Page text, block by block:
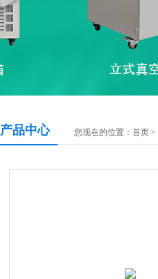
产品中心 您现在的位置： 首页 >